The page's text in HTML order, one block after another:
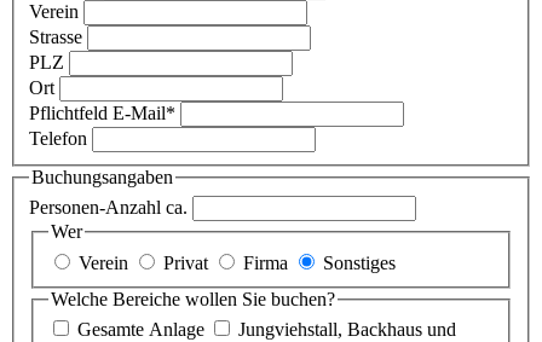
Verein
Strasse
PLZ
Ort
Pflichtfeld E-Mail*
Telefon
Buchungsangaben
Personen-Anzahl ca.
Wer
Verein
Privat Firma
Sonstiges
Welche Bereiche wollen Sie buchen?
Gesamte Anlage
Jungviehstall, Backhaus und